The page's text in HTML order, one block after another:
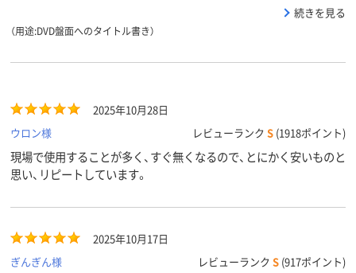
続きを見る
（用途:DVD盤面へのタイトル書き）
2025年10月28日
ウロン様
レビューランク S (1918ポイント)
現場で使用することが多く、すぐ無くなるので、とにかく安いものと
思い、リピートしています。
2025年10月17日
ぎんぎん様
レビューランク S (917ポイント)